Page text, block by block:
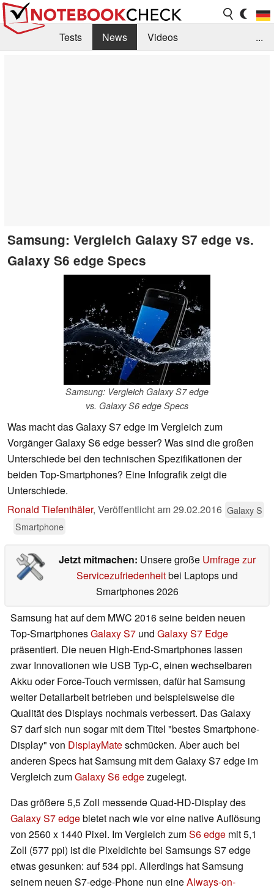
Tests News
Videos
...
Samsung: Vergleich Galaxy S7 edge vs.
Galaxy S6 edge Specs
Samsung: Vergleich Galaxy S7 edge
vs. Galaxy S6 edge Specs
Was macht das Galaxy S7 edge im Vergleich zum
Vorgänger Galaxy S6 edge besser? Was sind die großen
Unterschiede bei den technischen Spezifikationen der
beiden Top-Smartphones? Eine Infografik zeigt die
Unterschiede.
Ronald Tiefenthäler, Veröffentlicht am29.02.2016 Galaxy S
Smartphone
Jetzt mitmachen: Unsere große Umfrage zur
Servicezufriedenheitbei Laptops und
Smartphones 2026
Samsung hat auf dem MWC 2016 seine beiden neuen
Top-SmartphonesGalaxy S7 und Galaxy S7 Edge
präsentiert. Die neuen High-End-Smartphones lassen
zwar Innovationen wie USB Typ-C, einen wechselbaren
Akku oder Force-Touch vermissen, dafür hat Samsung
weiter Detailarbeit betrieben und beispielsweise die
Qualität des Displays nochmals verbessert. Das Galaxy
S7 darf sich nun sogar mit dem Titel "bestes Smartphone-
Display" von DisplayMateschmücken. Aber auch bei
anderen Specs hat Samsung mit dem Galaxy S7 edge im
Vergleich zumGalaxy S6 edgezugelegt.
Das größere 5,5 Zoll messende Quad-HD-Display des
Galaxy S7 edgebietet nach wie vor eine native Auflösung
von 2560 x 1440 Pixel. Im Vergleich zumS6 edge mit 5,1
Zoll (577 ppi) ist die Pixeldichte bei Samsungs S7 edge
etwas gesunken: auf 534 ppi. Allerdings hat Samsung
seinem neuen S7-edge-Phone nun eineAlways-on-